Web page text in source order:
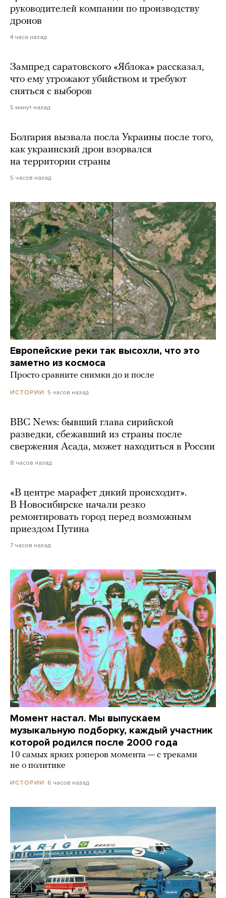
руководителей компании по производству
дронов
4 часа назад
Зампред саратовского «Яблока» рассказал,
что ему угрожают убийством и требуют
сняться с выборов
5 минут назад
Болгария вызвала посла Украины после того,
как украинский дрон взорвался
на территории страны
5 часов назад
Европейские реки так высохли, что это
заметно из космоса
Просто сравните снимки до и после
ИСТОРИИ 5 часов назад
BBC News: бывший глава сирийской
разведки, сбежавший из страны после
свержения Асада, может находиться в России
8 часов назад
«В центре марафет дикий происходит».
В Новосибирске начали резко
ремонтировать город перед возможным
приездом Путина
7 часов назад
Момент настал. Мы выпускаем
музыкальную подборку, каждый участник
которой родился после 2000 года
10 самых ярких рэперов момента — с треками
не о политике
ИСТОРИИ 6 часов назад